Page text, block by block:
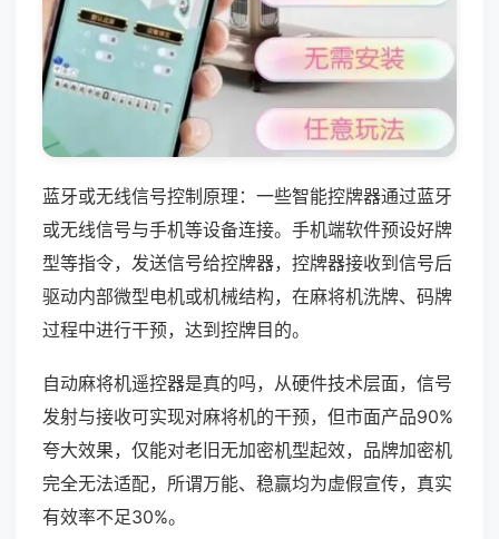
蓝牙或无线信号控制原理：一些智能控牌器通过蓝牙
或无线信号与手机等设备连接。手机端软件预设好牌
型等指令，发送信号给控牌器，控牌器接收到信号后
驱动内部微型电机或机械结构，在麻将机洗牌、码牌
过程中进行干预，达到控牌目的。
自动麻将机遥控器是真的吗，从硬件技术层面，信号
发射与接收可实现对麻将机的干预，但市面产品90%
夸大效果，仅能对老旧无加密机型起效，品牌加密机
完全无法适配，所谓万能、稳赢均为虚假宣传，真实
有效率不足30%。